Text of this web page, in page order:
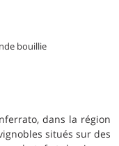
bouillie
dans la région
situés sur des